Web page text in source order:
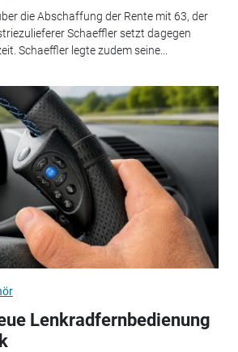
die Abschaffung der Rente mit 63, der
Schaeffler setzt dagegen
Schaeffler legte zudem seine...
Lenkradfernbedienung